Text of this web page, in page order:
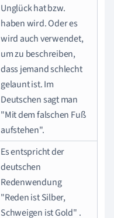
Unglück hat bzw.
haben wird. Oder es
wird auch verwendet,
um zu beschreiben,
dass jemand schlecht
gelaunt ist. Im
Deutschen sagt man
"Mit dem falschen Fuß
aufstehen".
Es entspricht der
deutschen
Redenwendung
"Reden ist Silber,
Schweigen ist Gold" .